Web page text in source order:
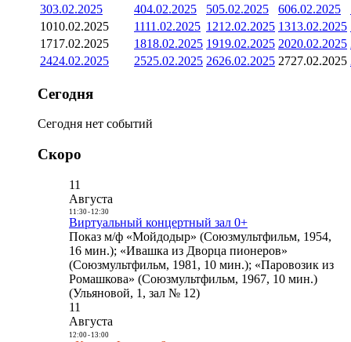
303.02.2025 404.02.2025 505.02.2025 606.02.2025
1010.02.2025 1111.02.2025 1212.02.2025 1313.02.2025
1717.02.2025 1818.02.2025 1919.02.2025 2020.02.2025
2424.02.2025 2525.02.2025 2626.02.2025 2727.02.2025
Сегодня
Сегодня нет событий
Скоро
11
Августа
11:30- 12:30
Виртуальный концертный зал 0+
Показ м/ф «Мойдодыр» (Союзмультфильм, 1954,
16 мин.); «Ивашка из Дворца пионеров»
(Союзмультфильм, 1981, 10 мин.); «Паровозик из
Ромашкова» (Союзмультфильм, 1967, 10 мин.)
(Ульяновой, 1, зал № 12)
11
Августа
12:00- 13:00